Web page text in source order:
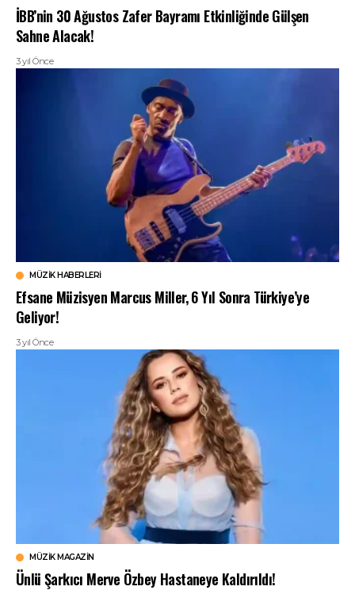
İBB’nin 30 Ağustos Zafer Bayramı Etkinliğinde Gülşen
Sahne Alacak!
3 yıl Önce
MÜZIK HABERLERI
Efsane Müzisyen Marcus Miller, 6 Yıl Sonra Türkiye’ye
Geliyor!
3 yıl Önce
MÜZIK MAGAZIN
Ünlü Şarkıcı Merve Özbey Hastaneye Kaldırıldı!